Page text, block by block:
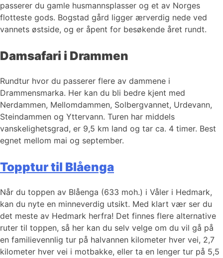
passerer du gamle husmannsplasser og et av Norges
flotteste gods. Bogstad gård ligger ærverdig nede ved
vannets østside, og er åpent for besøkende året rundt.
Damsafari i Drammen
Rundtur hvor du passerer flere av dammene i
Drammensmarka. Her kan du bli bedre kjent med
Nerdammen, Mellomdammen, Solbergvannet, Urdevann,
Steindammen og Yttervann. Turen har middels
vanskelighetsgrad, er 9,5 km land og tar ca. 4 timer. Best
egnet mellom mai og september.
Topptur til Blåenga
Når du toppen av Blåenga (633 moh.) i Våler i Hedmark,
kan du nyte en minneverdig utsikt. Med klart vær ser du
det meste av Hedmark herfra! Det finnes flere alternative
ruter til toppen, så her kan du selv velge om du vil gå på
en familievennlig tur på halvannen kilometer hver vei, 2,7
kilometer hver vei i motbakke, eller ta en lenger tur på 5,5